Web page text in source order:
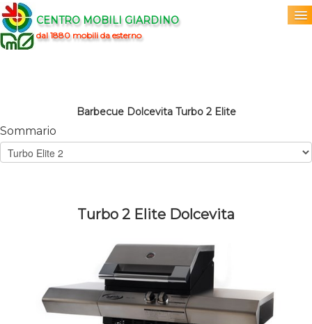
CENTRO MOBILI GIARDINO
dal 1880 mobili da esterno
Marchi
Barbecue Dolcevita Turbo 2 Elite
Sommario
Turbo 2 Elite Dolcevita